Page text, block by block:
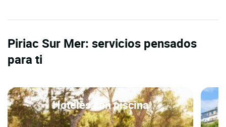
Piriac Sur Mer: servicios pensados
para ti
Hoteles con piscina